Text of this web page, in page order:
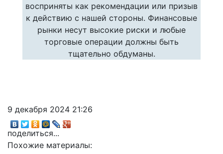
восприняты как рекомендации или призыв
к действию с нашей стороны. Финансовые
рынки несут высокие риски и любые
торговые операции должны быть
тщательно обдуманы.
9 декабря 2024 21:26
поделиться...
Похожие материалы: